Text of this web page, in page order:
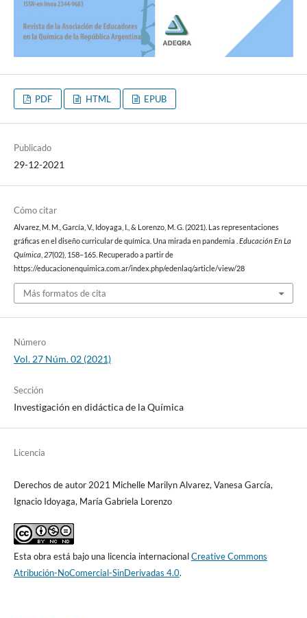
PDF HTML EPUB
Publicado
29-12-2021
Cómo citar
Alvarez, M. M., García, V., Idoyaga, I., & Lorenzo, M. G. (2021). Las representaciones
gráficas en el diseño curricular de química. Una mirada en pandemia . Educación En La
Química 27(02), 158–165. Recuperado a partir de
https://educacionenquimica.com.ar/index.php/edenlaq/article/view/28
Más formatos de cita
Número
Vol. 27 Núm. 02 (2021)
Sección
Investigación en didáctica de la Química
Licencia
Derechos de autor 2021 Michelle Marilyn Alvarez, Vanesa García,
Ignacio Idoyaga, María Gabriela Lorenzo
Esta obra está bajo una licencia internacionalCreative Commons
Atribución-NoComercial-SinDerivadas 4.0.